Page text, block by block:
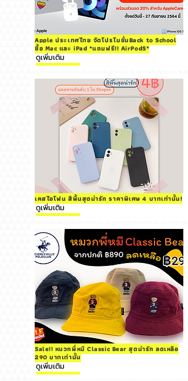
Apple ประเทศไทย จัดโปรโมชั่นBack to School
ซื้อ Mac และ iPad *แถมฟรี!! AirPodS*
ดูเพิ่มเติม
เคสไอโฟน สีพื้นสุดน่ารัก ราคาพิเศษ 4 บาทเท่านั้น!
ดูเพิ่มเติม
Sale!! หมวกพี่หมี Classic Bear สุดน่ารัก ลดเหลือ
290 บาทเท่านั้น
ดูเพิ่มเติม